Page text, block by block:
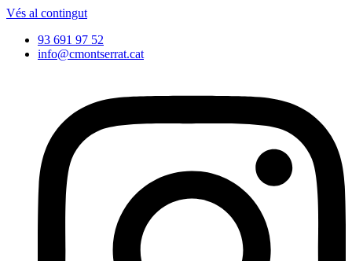
Vés al contingut
93 691 97 52
info@cmontserrat.cat